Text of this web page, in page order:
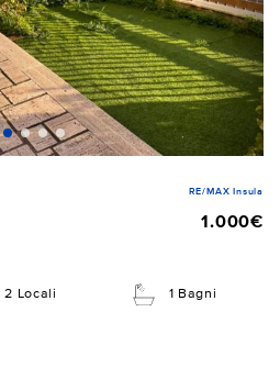
RE/MAX Insula
1.000€
2 Locali 1 Bagni